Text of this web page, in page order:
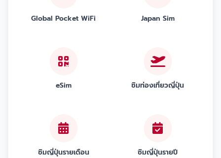
Global Pocket WiFi Japan Sim
eSim ซิมท่องเที่ยวญี่ปุ่น
ซิมญี่ปุ่นรายเดือน ซิมญี่ปุ่นรายปี